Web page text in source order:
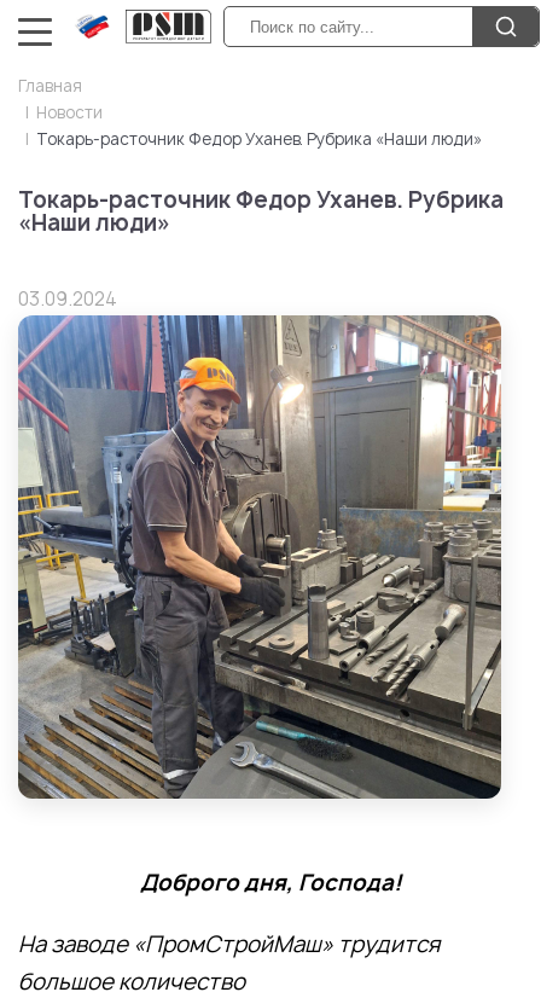
Главная
Новости
Токарь-расточник Федор Уханев. Рубрика «Наши люди»
Токарь-расточник Федор Уханев. Рубрика
«Наши люди»
03.09.2024
Доброго дня, Господа!
На заводе «ПромСтройМаш» трудится
большое количество